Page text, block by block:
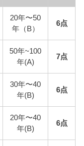
20年〜50
年（B）
6点
50年~100
年(A)
7点
30年〜40
年(B)
6点
20年〜40
年(B)
6点